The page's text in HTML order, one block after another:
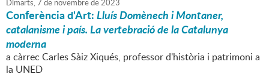
Dimarts,7 de novembrede2023
Conferència d'Art:Lluís Domènech i Montaner,
catalanisme i país. La vertebració de la Catalunya
moderna
a càrrec Carles Sàiz Xiqués, professor d'història i patrimoni a
la UNED